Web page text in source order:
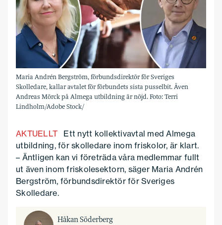
Maria Andrén Bergström, förbundsdirektör för Sveriges
Skolledare, kallar avtalet för förbundets sista pusselbit. Även
Andreas Mörck på Almega utbildning är nöjd. Foto: Terri
Lindholm/Adobe Stock/
AKTUELLT
Ett nytt kollektivavtal med Almega
utbildning, för skolledare inom friskolor, är klart.
– Äntligen kan vi företräda våra medlemmar fullt
ut även inom friskolesektorn, säger Maria Andrén
Bergström, förbundsdirektör för Sveriges
Skolledare.
Håkan Söderberg